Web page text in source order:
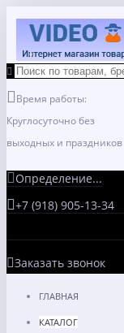
Время работы:
Круглосуточно без
выходных и праздников
Определение...
+7 (918) 905-13-34
Заказать звонок
ГЛАВНАЯ
КАТАЛОГ